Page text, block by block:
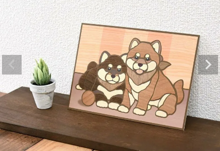
すべての商品
新着商品
診断チャート
ジャンルで選ぶ
レビューを見る
コーポレートサイト